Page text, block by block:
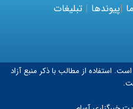
|پیوندها | تبلیغات
استفاده از مطالب با ذکر منبع آزاد